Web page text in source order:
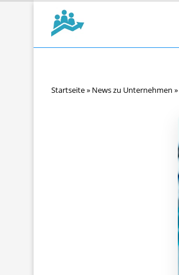
Startseite» News zu Unternehmen »